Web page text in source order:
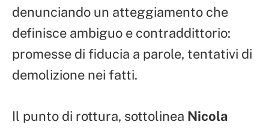
denunciando un atteggiamento che
definisce ambiguo e contraddittorio:
promesse di fiducia a parole, tentativi di
demolizione nei fatti.
Il punto di rottura, sottolinea Nicola